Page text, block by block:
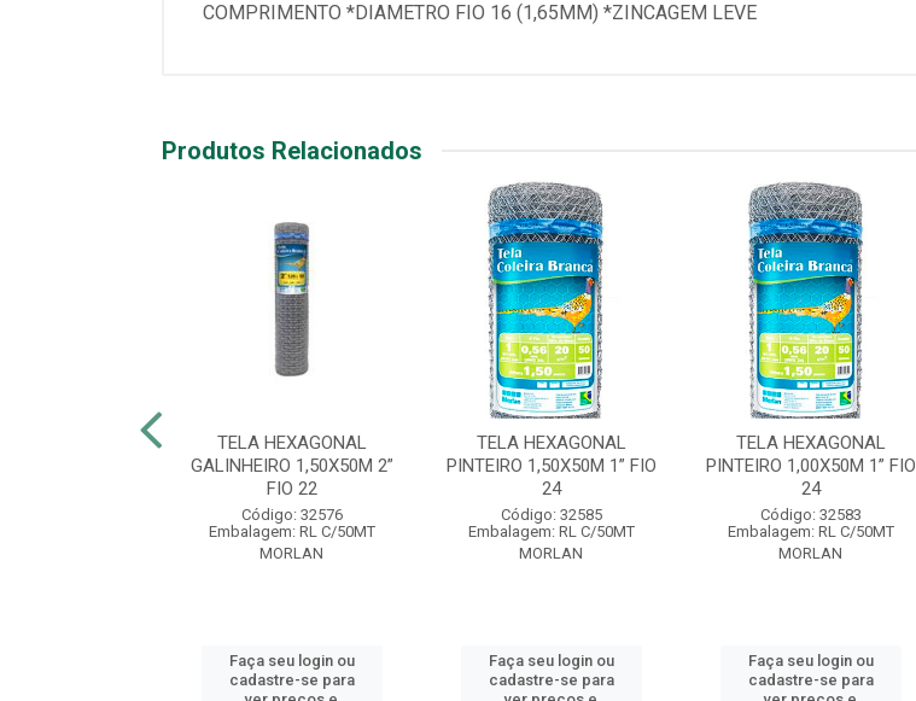
COMPRIMENTO *DIAMETRO FIO 16 (1,65MM) *ZINCAGEM LEVE
Produtos Relacionados
TELA HEXAGONAL
GALINHEIRO 1,50X50M 2”
FIO 22
Código: 32576
Embalagem: RL C/50MT
MORLAN
Faça seu login ou
cadastre-se para
TELA HEXAGONAL
PINTEIRO 1,50X50M 1” FIO
24
Código: 32585
Embalagem: RL C/50MT
MORLAN
Faça seu login ou
cadastre-se para
TELA HEXAGONAL
PINTEIRO 1,00X50M 1” FIO
24
Código: 32583
Embalagem: RL C/50MT
MORLAN
Faça seu login ou
cadastre-se para